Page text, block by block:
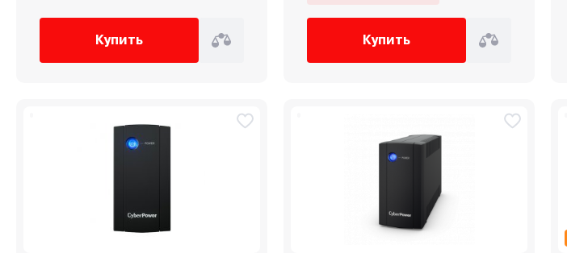
Купить Купить